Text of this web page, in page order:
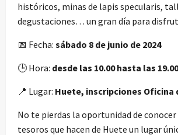
históricos, minas de lapis specularis,
degustaciones… un gran día para
📅 Fecha: sábado 8 de junio de 2024
🕒 Hora: desde las 10.00 hasta las
📍 Lugar: Huete, inscripciones Oficina
No te pierdas la oportunidad de conocer
tesoros que hacen de Huete un lugar